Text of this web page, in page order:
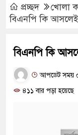
প্রচ্ছদ খোলা
বিএনপি কি আসলেই
বিএনপি কি
আপডেট সময়
৪১১ বার পড়া হয়েছে